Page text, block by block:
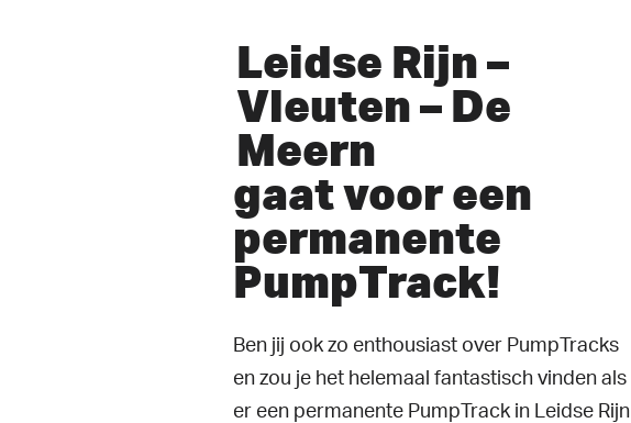
Leidse Rijn –
Vleuten – De
Meern
gaat voor een
permanente
PumpTrack!
Ben jij ook zo enthousiast over PumpTracks
en zou je het helemaal fantastisch vinden als
er een permanente PumpTrack in Leidse Rijn